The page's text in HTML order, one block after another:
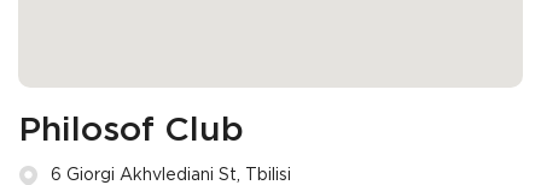
Philosof Club
6 Giorgi Akhvlediani St, Tbilisi